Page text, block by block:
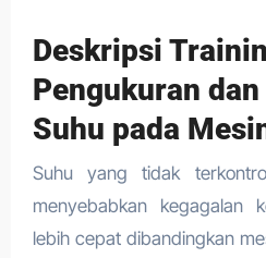
Deskripsi
Pengukuran
Suhu pada
Suhu yang tidak
menyebabkan kegagalan
lebih cepat dibandingkan